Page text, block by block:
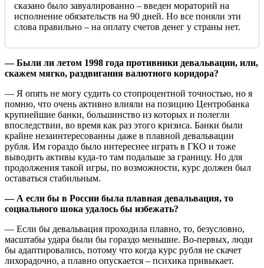
сказано было завуалированно – введен мораторий на
исполнение обязательств на 90 дней. Но все поняли эти
слова правильно – на оплату счетов денег у страны нет.
— Были ли летом 1998 года противники девальвации, или,
скажем мягко, раздвигания валютного коридора?
— Я опять не могу судить со стопроцентной точностью, но я
помню, что очень активно влияли на позицию Центробанка
крупнейшие банки, большинство из которых и полегли
впоследствии, во время как раз этого кризиса. Банки были
крайне незаинтересованны даже в плавной девальвации
рубля. Им гораздо было интереснее играть в ГКО и тоже
выводить активы куда-то там подальше за границу. Но для
продолжения такой игры, по возможности, курс должен был
оставаться стабильным.
— А если бы в России была плавная девальвация, то
социального шока удалось бы избежать?
— Если бы девальвация проходила плавно, то, безусловно,
масштабы удара были бы гораздо меньшие. Во-первых, люди
бы адаптировались, потому что когда курс рубля не скачет
лихорадочно, а плавно опускается – психика привыкает.